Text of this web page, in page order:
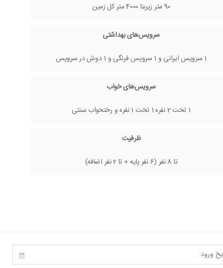
90 متر زیربنا 4000 متر کل زمین
سرویس‌های بهداشتی
1 سرویس ایرانی و 1 سرویس فرنگی و 1 دوش در سرویس
سرویس‌های خواب
1 تخت 2 نفره 1 تخت 1 نفره و رختخواب سنتی
ظرفیت
تا 8 نفر (6 نفر پایه + تا 2 نفر اضافه)